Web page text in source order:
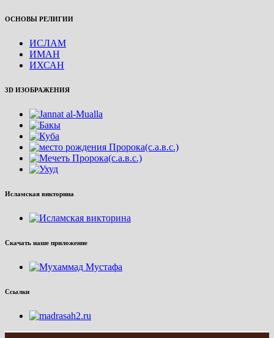
ОСНОВЫ РЕЛИГИИ
ИСЛАМ
ИМАН
ИХСАН
3D ИЗОБРАЖЕНИЯ
Исламская викторина
Скачать наше приложение
Ссылки